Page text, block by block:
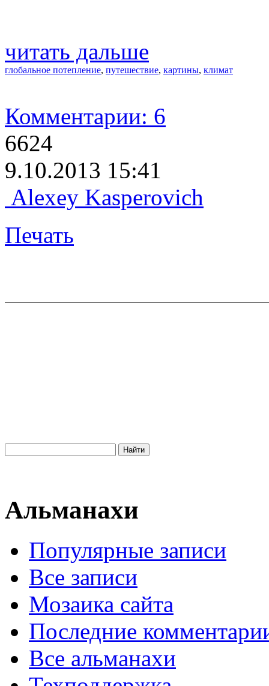
читать дальше
глобальное потепление, путешествие, картины, климат
Комментарии: 6
6624
9.10.2013 15:41
Alexey Kasperovich
Печать
Альманахи
Популярные записи
Все записи
Мозаика сайта
Последние
Все альманахи